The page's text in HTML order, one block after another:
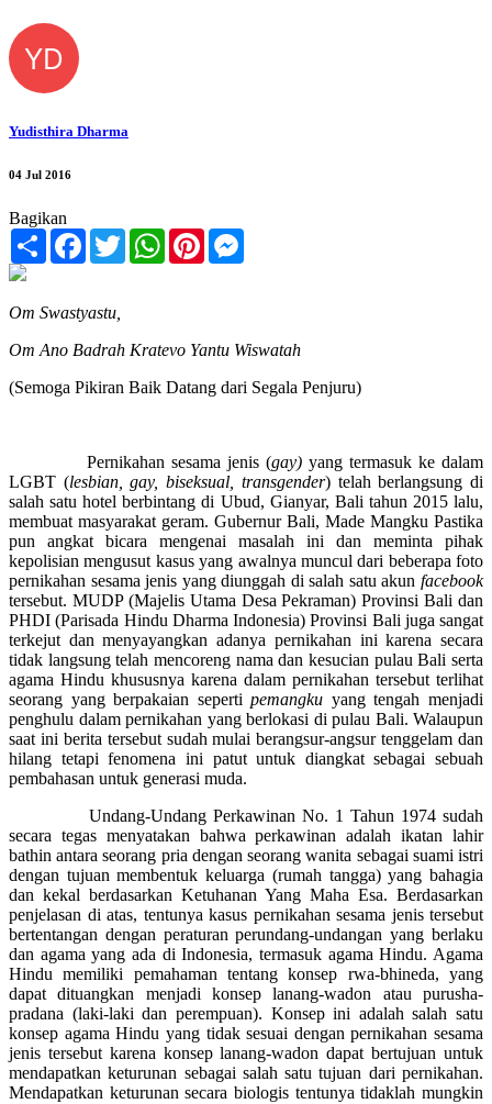
YD
Yudisthira Dharma
04 Jul 2016
Bagikan
Share FacebookTwitterWhatsApp
Pinterest
Om Swastyastu,
Om Ano Badrah Kratevo Yantu Wiswatah
(Semoga Pikiran Baik Datang dari Segala Penjuru)
Pernikahan sesama jenis (gay) yang termasuk ke dalam
LGBT (lesbian, gay, biseksual, transgender) telah berlangsung di
salah satu hotel berbintang di Ubud, Gianyar, Bali tahun 2015 lalu,
membuat masyarakat geram. Gubernur Bali, Made Mangku Pastika
pun angkat bicara mengenai masalah ini dan meminta pihak
kepolisian mengusut kasus yang awalnya muncul dari beberapa foto
pernikahan sesama jenis yang diunggah di salah satu akun facebook
tersebut. MUDP (Majelis Utama Desa Pekraman) Provinsi Bali dan
PHDI (Parisada Hindu Dharma Indonesia) Provinsi Bali juga sangat
terkejut dan menyayangkan adanya pernikahan ini karena secara
tidak langsung telah mencoreng nama dan kesucian pulau Bali serta
agama Hindu khususnya karena dalam pernikahan tersebut terlihat
seorang yang berpakaian sepertipemangku yang tengah menjadi
penghulu dalam pernikahan yang berlokasi di pulau Bali. Walaupun
saat ini berita tersebut sudah mulai berangsur-angsur tenggelam dan
hilang tetapi fenomena ini patut untuk diangkat sebagai sebuah
pembahasan untuk generasi muda.
Undang-Undang Perkawinan No. 1 Tahun 1974 sudah
secara tegas menyatakan bahwa perkawinan adalah ikatan lahir
bathin antara seorang pria dengan seorang wanita sebagai suami istri
dengan tujuan membentuk keluarga (rumah tangga) yang bahagia
dan kekal berdasarkan Ketuhanan Yang Maha Esa. Berdasarkan
penjelasan di atas, tentunya kasus pernikahan sesama jenis tersebut
bertentangan dengan peraturan perundang-undangan yang berlaku
dan agama yang ada di Indonesia, termasuk agama Hindu. Agama
Hindu memiliki pemahaman tentang konsep rwa-bhineda, yang
dapat dituangkan menjadi konsep lanang-wadon atau purusha-
pradana (laki-laki dan perempuan). Konsep ini adalah salah satu
konsep agama Hindu yang tidak sesuai dengan pernikahan sesama
jenis tersebut karena konsep lanang-wadon dapat bertujuan untuk
mendapatkan keturunan sebagai salah satu tujuan dari pernikahan.
Mendapatkan keturunan secara biologis tentunya tidaklah mungkin